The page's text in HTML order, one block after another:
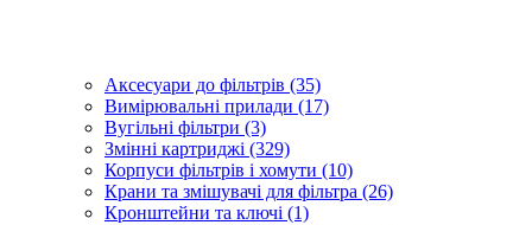
Аксесуари до фільтрів (35)
Вимірювальні прилади (17)
Вугільні фільтри (3)
Змінні картриджі (329)
Корпуси фільтрів і хомути (10)
Крани та змішувачі для фільтра (26)
Кронштейни та ключі (1)